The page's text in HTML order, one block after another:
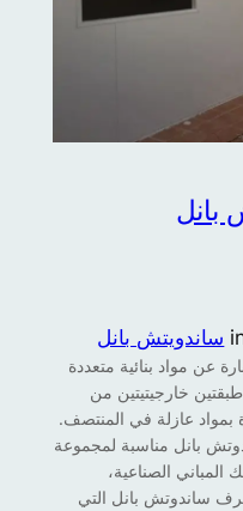
بانل
ساندويتش بانل
عن مواد بنائية متعددة
خارجيتيتين من
عازلة في المنتصف.
بانل مناسبة لمجموعة
الصناعية،
غرف ساندوتش بانل التي